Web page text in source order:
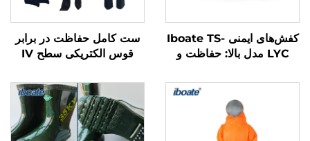
کفش‌های ایمنی Iboate TS-
LYC مدل بالا: حفاظت و
صنعتی
ست کامل حفاظت در برابر
قوس الکتریکی سطح IV
بر سانتی‌متر مربع — ست
تجهیزات حفاظت فردی
الکتریکی (PPE) مطابق با
استاندارد ASTM